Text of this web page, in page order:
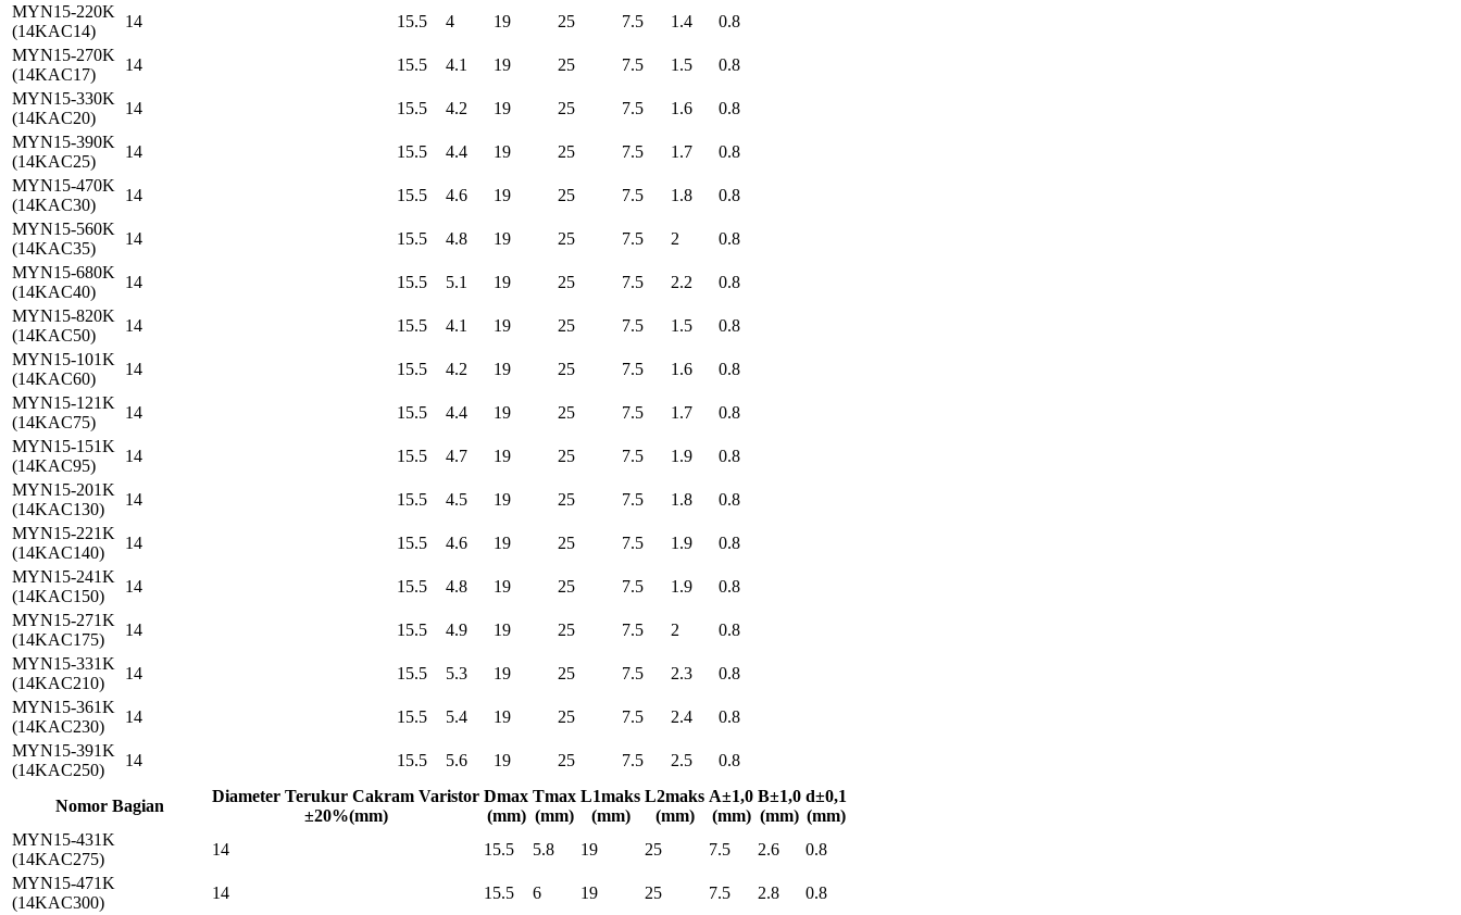
MYN15-220K
(14KAC14)
14 15.5 4 19 25 7.5 1.4
0.8
MYN15-270K
(14KAC17)
14 15.5 4.1 19 25 7.5 1.5
0.8
MYN15-330K
(14KAC20)
14 15.5 4.2 19 25 7.5 1.6
0.8
MYN15-390K
(14KAC25)
14 15.5 4.4 19 25 7.5 1.7
0.8
MYN15-470K
(14KAC30)
14 15.5 4.6 19 25 7.5 1.8
0.8
MYN15-560K
(14KAC35)
14 15.5 4.8 19 25 7.5 2
0.8
MYN15-680K
(14KAC40)
14 15.5 5.1 19 25 7.5 2.2
0.8
MYN15-820K
(14KAC50)
14 15.5 4.1 19 25 7.5 1.5
0.8
MYN15-101K
(14KAC60)
14 15.5 4.2 19 25 7.5 1.6
0.8
MYN15-121K
(14KAC75)
14 15.5 4.4 19 25 7.5 1.7
0.8
MYN15-151K
(14KAC95)
14 15.5 4.7 19 25 7.5 1.9
0.8
MYN15-201K
(14KAC130)
14 15.5 4.5 19 25 7.5 1.8
0.8
MYN15-221K
(14KAC140)
14 15.5 4.6 19 25 7.5 1.9
0.8
MYN15-241K
(14KAC150)
14 15.5 4.8 19 25 7.5 1.9
0.8
MYN15-271K
(14KAC175)
14 15.5 4.9 19 25 7.5 2
0.8
MYN15-331K
(14KAC210)
14 15.5 5.3 19 25 7.5 2.3
0.8
MYN15-361K
(14KAC230)
14 15.5 5.4 19 25 7.5 2.4
0.8
MYN15-391K
(14KAC250)
14 15.5 5.6 19 25 7.5 2.5 0.8
Nomor Bagian
Diameter Terukur Cakram Varistor
±20%(mm)
Dmax
(mm)
Tmax
(mm)
L1maks
(mm)
L2maks
(mm)
A±1,0
(mm)
B±1,0
(mm)
d±0,1
(mm)
MYN15-431K
(14KAC275)
14 15.5 5.8 19 25 7.5 2.6
0.8
MYN15-471K
(14KAC300)
14 15.5 6 19 25 7.5 2.8
0.8